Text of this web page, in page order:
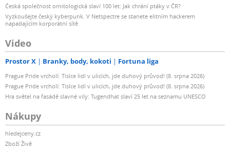
Česká společnost ornitologická slaví 100 let: Jak chrání ptáky v ČR?
Vyzkoušejte český kyberpunk. V Netspectre se stanete elitním hackerem
napadajícím korporátní sítě
Video
Prostor X Branky, body, kokoti Fortuna liga
Prague Pride vrcholí: Tisíce lidí v ulicích, jde duhový průvod! (8. srpna 2026)
Prague Pride vrcholí: Tisíce lidí v ulicích, jde duhový průvod! (8. srpna 2026)
Hra světel na fasádě slavné vily: Tugendhat slaví 25 let na seznamu UNESCO
Nákupy
hledejceny.cz
Zboží Živě